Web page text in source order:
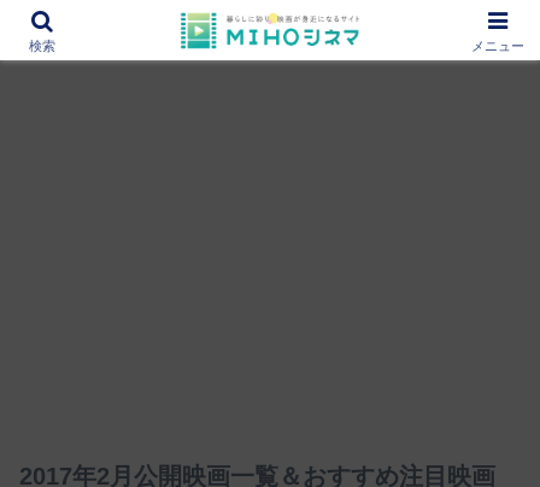
12000作品を紹介！あなたの映画図書館『MIHOシネマ』
2017年2月公開映画一覧＆おすすめ注目映画
検索 メニュー